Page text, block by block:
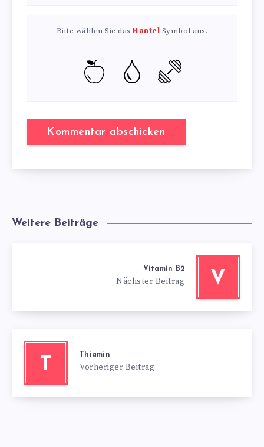
Bitte wählen Sie dasHantel Symbol aus.
Weitere Beiträge
V
Vitamin B2
Nächster Beitrag
T Thiamin
Vorheriger Beitrag